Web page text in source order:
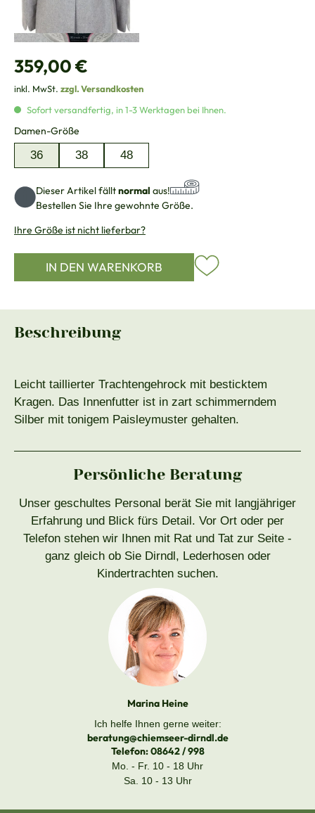
Regulärer Preis:
359,00 €
inkl. MwSt. zzgl. Versandkosten
Sofort versandfertig, in 1-3 Werktagen bei Ihnen.
Damen-Größe
36 38 48
Dieser Artikel fälltnormal aus!
Bestellen Sie Ihre gewohnte Größe.
Ihre Größe ist nicht lieferbar?
IN DEN WARENKORB
Beschreibung
Leicht taillierter Trachtengehrock mit besticktem
Kragen. Das Innenfutter ist in zart schimmerndem
Silber mit tonigem Paisleymuster gehalten.
Persönliche Beratung
Unser geschultes Personal berät Sie mit langjähriger
Erfahrung und Blick fürs Detail. Vor Ort oder per
Telefon stehen wir Ihnen mit Rat und Tat zur Seite -
ganz gleich ob Sie Dirndl, Lederhosen oder
Kindertrachten suchen.
Marina Heine
Ich helfe Ihnen gerne weiter:
beratung@chiemseer-dirndl.de
Telefon:08642 / 998
Mo. - Fr. 10 - 18 Uhr
Sa. 10 - 13 Uhr